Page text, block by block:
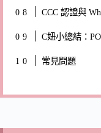
CCC 認證與
C妞小總結：
常見問題